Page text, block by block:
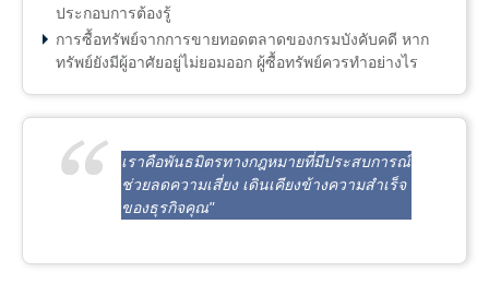
ประกอบการต้องรู้
การซื้อทรัพย์จากการขายทอดตลาดของกรมบังคับคดี หาก
ทรัพย์ยังมีผู้อาศัยอยู่ไม่ยอมออก ผู้ซื้อทรัพย์ควรทำอย่างไร
เราคือพันธมิตรทางกฎหมายที่มีประสบการณ์
ช่วยลดความเสี่ยง เดินเคียงข้างความสำเร็จ
ของธุรกิจคุณ"